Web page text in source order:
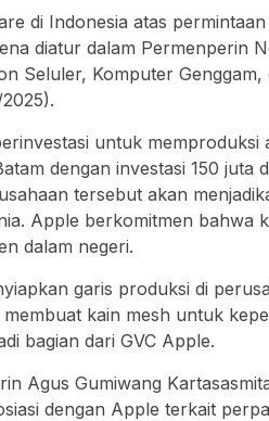
di Indonesia atas
diatur dalam Permenperin
Seluler, Komputer Genggam,
untuk memproduksi
dengan investasi 150 juta
tersebut akan
Apple berkomitmen bahwa
dalam negeri.
garis produksi di
kain mesh untuk
bagian dari GVC Apple.
Agus Gumiwang
dengan Apple terkait